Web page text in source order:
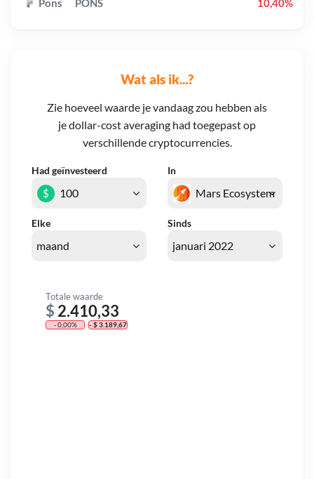
Wat als ik...?
Zie hoeveel waarde je vandaag zou hebben als
je dollar-cost averaging had toegepast op
verschillende cryptocurrencies.
Had geïnvesteerd In
Elke Sinds
$
Totale waarde
$ 2.410,33
- 0,00% - $ 3.189,67
Pons PONS 10,40%